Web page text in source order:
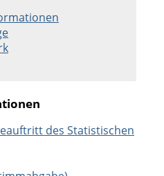
des Statistischen